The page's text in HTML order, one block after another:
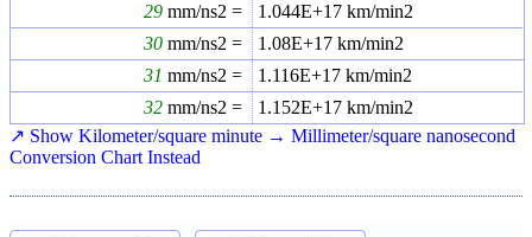
29 mm/ns2 = 1.044E+17 km/min2
30 mm/ns2 = 1.08E+17 km/min2
31 mm/ns2 = 1.116E+17 km/min2
32 mm/ns2 = 1.152E+17 km/min2
↗ Show Kilometer/square minute → Millimeter/square nanosecond
Conversion Chart Instead